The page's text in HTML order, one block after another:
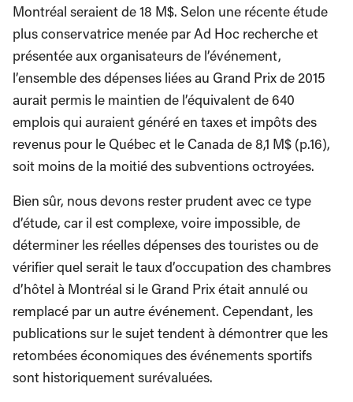
Montréal seraient de 18 M$. Selon une récente étude
plus conservatrice menée par Ad Hoc recherche et
présentée aux organisateurs de l’événement,
l’ensemble des dépenses liées au Grand Prix de 2015
aurait permis le maintien de l’équivalent de 640
emplois qui auraient généré en taxes et impôts des
revenus pour le Québec et le Canada de 8,1 M$ (p.16),
soit moins de la moitié des subventions octroyées.
Bien sûr, nous devons rester prudent avec ce type
d’étude, car il est complexe, voire impossible, de
déterminer les réelles dépenses des touristes ou de
vérifier quel serait le taux d’occupation des chambres
d’hôtel à Montréal si le Grand Prix était annulé ou
remplacé par un autre événement. Cependant, les
publications sur le sujet tendent à démontrer que les
retombées économiques des événements sportifs
sont historiquement surévaluées.